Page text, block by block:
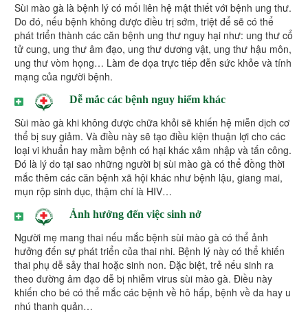
Sùi mào gà là bệnh lý có mối liên hệ mật thiết với bệnh ung thư.
Do đó, nếu bệnh không được điều trị sớm, triệt để sẽ có thể
phát triển thành các căn bệnh ung thư nguy hại như: ung thư cổ
tử cung, ung thư âm đạo, ung thư dương vật, ung thư hậu môn,
ung thư vòm họng… Làm đe dọa trực tiếp đễn sức khỏe và tính
mạng của người bệnh.
Dễ mắc các bệnh nguy hiểm khác
Sùi mào gà khi không được chữa khỏi sẽ khiến hệ miễn dịch cơ
thể bị suy giảm. Và điều này sẽ tạo điều kiện thuận lợi cho các
loại vi khuẩn hay mầm bệnh có hại khác xâm nhập và tấn công.
Đó là lý do tại sao những người bị sùi mào gà có thể đồng thời
mắc thêm các căn bệnh xã hội khác như bệnh lậu, giang mai,
mụn rộp sinh dục, thậm chí là HIV…
Ảnh hưởng đến việc sinh nở
Người mẹ mang thai nếu mắc bệnh sùi mào gà có thể ảnh
hưởng đến sự phát triển của thai nhi. Bệnh lý này có thể khiến
thai phụ dễ sảy thai hoặc sinh non. Đặc biệt, trẻ nếu sinh ra
theo đường âm đạo dễ bị nhiễm virus sùi mào gà. Điều này
khiến cho bé có thể mắc các bệnh về hô hấp, bệnh về da hay u
nhú thanh quản…